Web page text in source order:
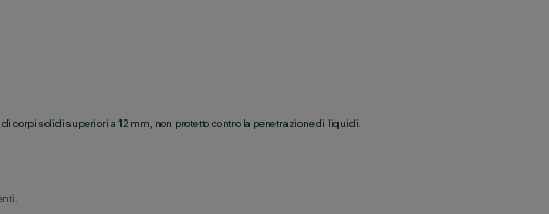
di corpi solidi superiori a 12 mm, non protetto contro la penetrazione di liquidi.